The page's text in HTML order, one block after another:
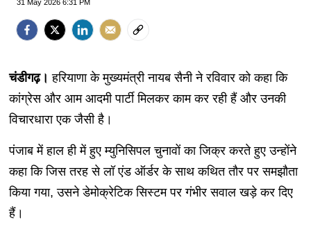
31 May 2026 6:31 PM
चंडीगढ़।हरियाणा के मुख्यमंत्री नायब सैनी ने रविवार को कहा कि
कांग्रेस और आम आदमी पार्टी मिलकर काम कर रही हैं और उनकी
विचारधारा एक जैसी है।
पंजाब में हाल ही में हुए म्युनिसिपल चुनावों का जिक्र करते हुए उन्होंने
कहा कि जिस तरह से लॉ एंड ऑर्डर के साथ कथित तौर पर समझौता
किया गया, उसने डेमोक्रेटिक सिस्टम पर गंभीर सवाल खड़े कर दिए
हैं।